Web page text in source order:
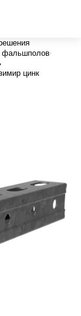
фальшполов
цинк